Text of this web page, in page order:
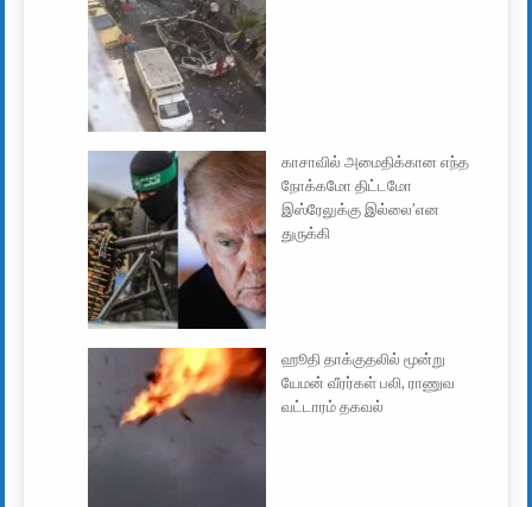
காசாவில் அமைதிக்கான எந்த
நோக்கமோ திட்டமோ
இஸ்ரேலுக்கு இல்லை’என
துருக்கி
ஹூதி தாக்குதலில் மூன்று
யேமன் வீரர்கள் பலி, ராணுவ
வட்டாரம் தகவல்